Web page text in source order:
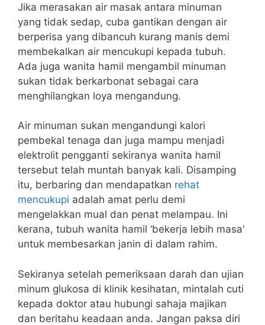
Jika merasakan air masak antara minuman
yang tidak sedap, cuba gantikan dengan air
berperisa yang dibancuh kurang manis demi
membekalkan air mencukupi kepada tubuh.
Ada juga wanita hamil mengambil minuman
sukan tidak berkarbonat sebagai cara
menghilangkan loya mengandung.
Air minuman sukan mengandungi kalori
pembekal tenaga dan juga mampu menjadi
elektrolit pengganti sekiranya wanita hamil
tersebut telah muntah banyak kali. Disamping
itu, berbaring dan mendapatkan rehat
mencukupi adalah amat perlu demi
mengelakkan mual dan penat melampau. Ini
kerana, tubuh wanita hamil ‘bekerja lebih masa’
untuk membesarkan janin di dalam rahim.
Sekiranya setelah pemeriksaan darah dan ujian
minum glukosa di klinik kesihatan, mintalah cuti
kepada doktor atau hubungi sahaja majikan
dan beritahu keadaan anda. Jangan paksa diri